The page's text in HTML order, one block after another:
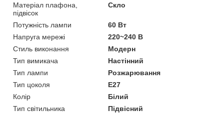
Матеріал плафона,
підвісок
Скло
Потужність лампи
60 Вт
Напруга мережі
220~240 В
Стиль виконання
Модерн
Тип вимикача
Настінний
Тип лампи
Розжарювання
Тип цоколя
E27
Колір
Білий
Тип світильника
Підвісний